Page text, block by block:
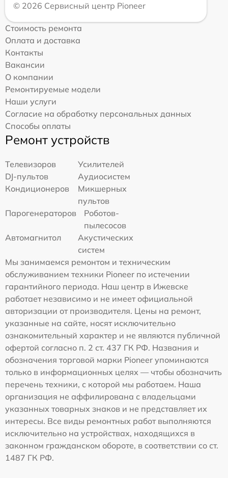
© 2026 Сервисный центр Pioneer
Стоимость ремонта
Оплата и доставка
Контакты
Вакансии
О компании
Ремонтируемые модели
Наши услуги
Согласие на обработку персональных данных
Способы оплаты
Ремонт устройств
Телевизоров
Усилителей
DJ-пультов
Аудиосистем
Кондиционеров
Микшерных
пультов
Парогенераторов
Роботов-
пылесосов
Автомагнитол
Акустических
систем
Мы занимаемся ремонтом и техническим
обслуживанием техники Pioneer по истечении
гарантийного периода. Наш центр в Ижевске
работает независимо и не имеет официальной
авторизации от производителя. Цены на ремонт,
указанные на сайте, носят исключительно
ознакомительный характер и не являются публичной
офертой согласно п. 2 ст. 437 ГК РФ. Названия и
обозначения торговой марки Pioneer упоминаются
только в информационных целях — чтобы обозначить
перечень техники, с которой мы работаем. Наша
организация не аффилирована с владельцами
указанных товарных знаков и не представляет их
интересы. Все виды ремонтных работ выполняются
исключительно на устройствах, находящихся в
законном гражданском обороте, в соответствии со ст.
1487 ГК РФ.